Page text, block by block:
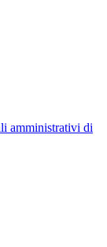
amministrativi di